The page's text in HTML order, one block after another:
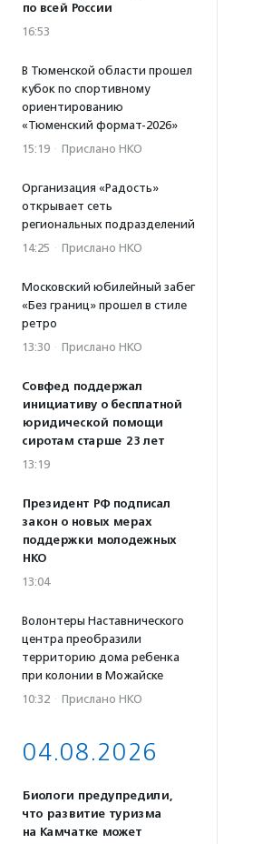
по всей России
16:53
В Тюменской области прошел
кубок по спортивному
ориентированию
«Тюменский формат-2026»
15:19 · Прислано НКО
Организация «Радость»
открывает сеть
региональных подразделений
14:25 · Прислано НКО
Московский юбилейный забег
«Без границ» прошел в стиле
ретро
13:30 · Прислано НКО
Совфед поддержал
инициативу о бесплатной
юридической помощи
сиротам старше 23 лет
13:19
Президент РФ подписал
закон о новых мерах
поддержки молодежных
НКО
13:04
Волонтеры Наставнического
центра преобразили
территорию дома ребенка
при колонии в Можайске
10:32 · Прислано НКО
04.08.2026
Биологи предупредили,
что развитие туризма
на Камчатке может